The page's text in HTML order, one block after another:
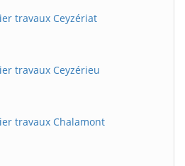
travaux Ceyzériat
travaux Ceyzérieu
travaux Chalamont